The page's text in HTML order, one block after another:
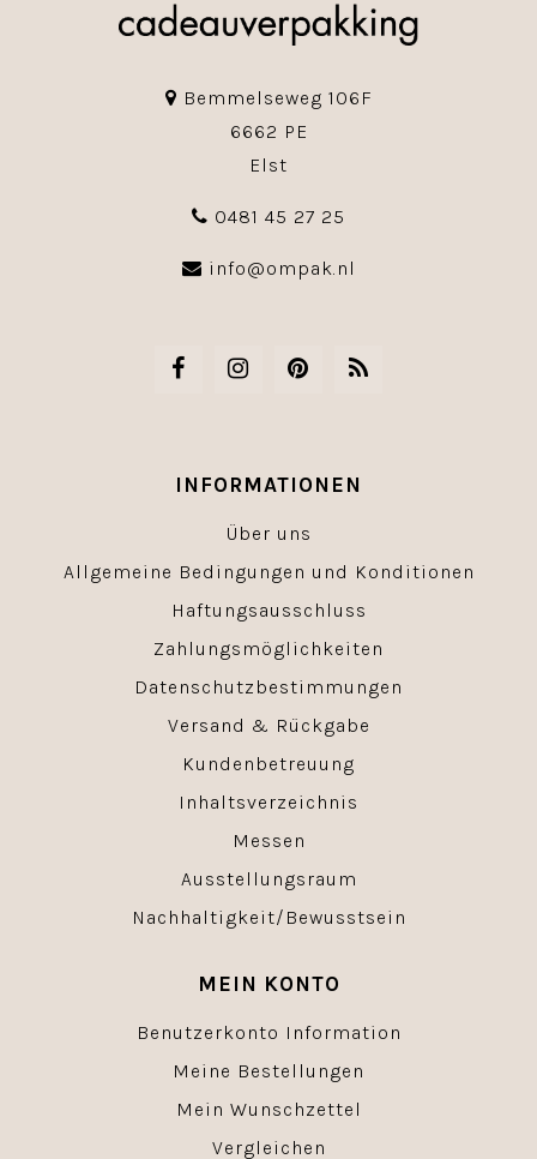
Bemmelseweg 106F
6662 PE
Elst
0481 45 27 25
info@ompak.nl
INFORMATIONEN
Über uns
Allgemeine Bedingungen und Konditionen
Haftungsausschluss
Zahlungsmöglichkeiten
Datenschutzbestimmungen
Versand & Rückgabe
Kundenbetreuung
Inhaltsverzeichnis
Messen
Ausstellungsraum
Nachhaltigkeit/Bewusstsein
MEIN KONTO
Benutzerkonto Information
Meine Bestellungen
Mein Wunschzettel
Vergleichen